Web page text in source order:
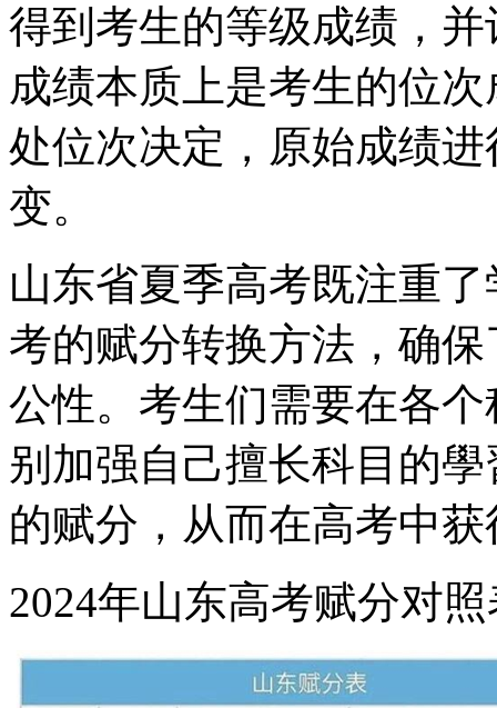
得到考生的等级成绩，
成绩本质上是考生的位
处位次决定，原始成绩
变。
山东省夏季高考既注重
考的赋分转换方法，确
公性。考生们需要在各
别加强自己擅长科目的
的赋分，从而在高考中
2024年山东高考赋分对